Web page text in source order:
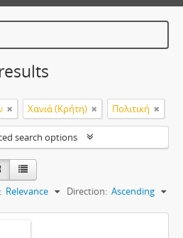
Χανιά (Κρήτη) Πολιτική
search options
Relevance Direction: Ascending